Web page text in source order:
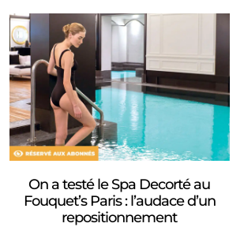
On a testé le Spa Decorté au
Fouquet’s Paris : l’audace d’un
repositionnement